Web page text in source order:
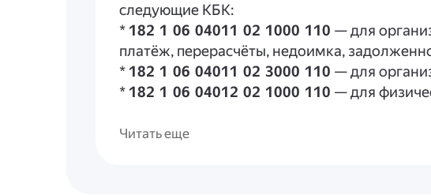
следующие КБК:
* 182 1 06 04011 02 1000 110 — для
платёж, перерасчёты, недоимка,
* 182 1 06 04011 02 3000 110 — для
* 182 1 06 04012 02 1000 110 — для
*182 1 06 04012 02 3000 110
Читать еще